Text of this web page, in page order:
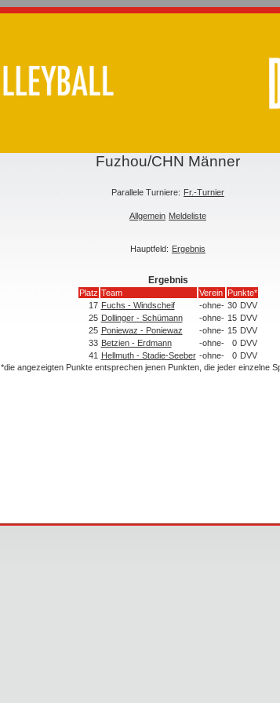
Fuzhou/CHN Männer
Parallele Turniere: Fr.-Turnier
Allgemein Meldeliste
Hauptfeld: Ergebnis
Ergebnis
Platz Team Verein
Punkte*
17 Fuchs - Windscheif -ohne- 30 DVV
25 Dollinger - Schümann -ohne- 15 DVV
25 Poniewaz - Poniewaz -ohne- 15 DVV
33 Betzien - Erdmann -ohne- 0 DVV
41 Hellmuth - Stadie-Seeber -ohne- 0 DVV
*die angezeigten Punkte entsprechen jenen Punkten, die jeder einzelne